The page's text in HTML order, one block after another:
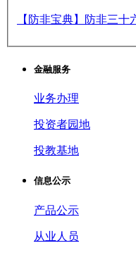
【防非宝典】防非三
金融服务
业务办理
投资者园地
投教基地
信息公示
产品公示
从业人员